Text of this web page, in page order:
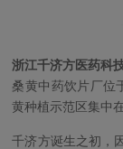
浙江千济方医药科
桑黄中药饮片厂位
黄种植示范区集中
千济方诞生之初，